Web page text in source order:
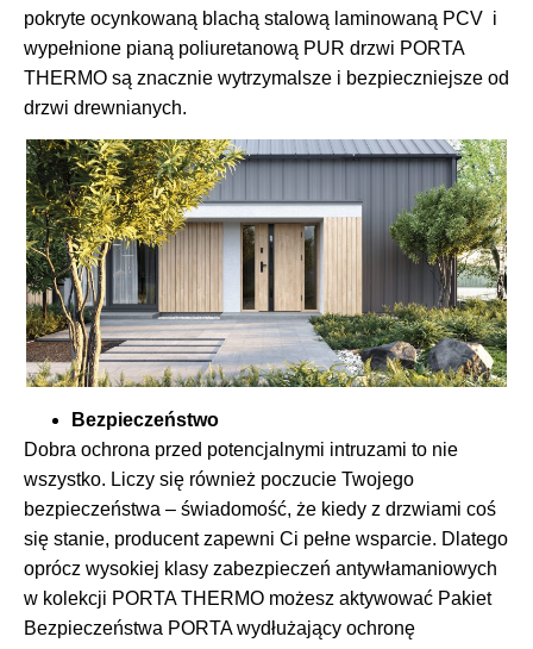
pokryte ocynkowaną blachą stalową laminowaną PCV i
wypełnione pianą poliuretanową PUR drzwi PORTA
THERMO są znacznie wytrzymalsze i bezpieczniejsze od
drzwi drewnianych.
Bezpieczeństwo
Dobra ochrona przed potencjalnymi intruzami to nie
wszystko. Liczy się również poczucie Twojego
bezpieczeństwa – świadomość, że kiedy z drzwiami coś
się stanie, producent zapewni Ci pełne wsparcie. Dlatego
oprócz wysokiej klasy zabezpieczeń antywłamaniowych
w kolekcji PORTA THERMO możesz aktywować Pakiet
Bezpieczeństwa PORTA wydłużający ochronę